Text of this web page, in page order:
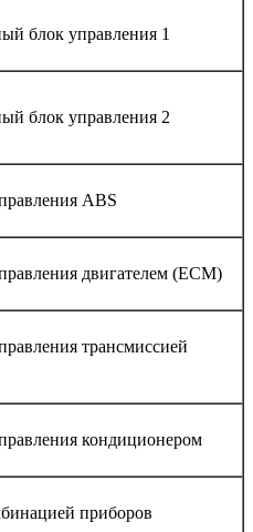
блок управления 1
блок управления 2
ABS
двигателем (ECM)
трансмиссией
кондиционером
приборов